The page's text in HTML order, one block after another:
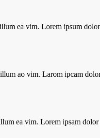
ea vim. Lorem ipsum
ao vim. Larom ipcam
ea vim. Lorem ipsam